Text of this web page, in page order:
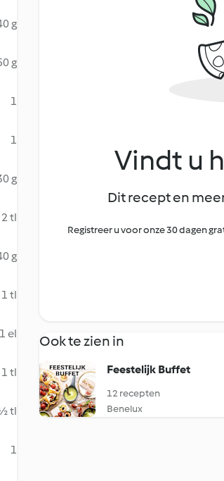
g
g
1
1
g
2 tl
g
1 tl
1 el
1 tl
tl
1
Vindt u
Dit recept en
Registreer u voor onze 30 dagen
Ook te zien in
Feestelijk Buffet
12 recepten
Benelux